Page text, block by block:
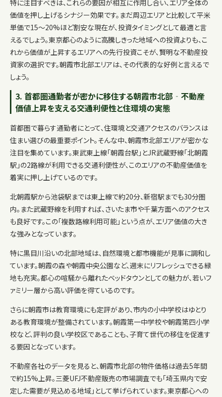
特に注目すべきは、これらの要因が相互に作用し合い、エリア全体の
価値を押し上げるシナジー効果です。まだ周辺エリアと比較して平米
単価で15〜20%ほど割安な現在が、投資タイミングとして最適と言
えるでしょう。東京都心のように高騰しきった地域への投資よりも、こ
れから価値が上昇するエリアへの先行投資こそが、賢明な不動産投
資家の選択です。朝霞市北部エリアは、その代表的な好例と言えるで
しょう。
3. 首都圏通勤者が密かに移住する朝霞市北部‐不動産
価値上昇を支える交通利便性と住環境の実態
首都圏で暮らす通勤者にとって、住環境と交通アクセスのバランスは
住まい選びの最重要ポイント。そんな中、朝霞市北部エリアが密かな
注目を集めています。東武東上線「朝霞台駅」とJR武蔵野線「北朝霞
駅」の2路線が利用できる交通利便性が、このエリアの不動産価値を
着実に押し上げているのです。
北朝霞駅から池袋駅までは東上線で約20分、新宿駅までも30分圏
内。また武蔵野線を利用すれば、さいたま市や千葉方面へのアクセス
も良好です。この「複数路線利用可能」という点が、エリア価値の大き
な強みとなっています。
特に黒目川沿いの北部地域は、自然環境と都市機能が見事に調和し
ています。朝霞の森や朝霞中央公園など、週末にリフレッシュできる緑
地も充実。都心の喧騒から離れたベッドタウンとしての魅力が、若いフ
ァミリー層から高い評価を得ているのです。
さらに朝霞市は教育環境にも定評があり、市内の小中学校はゆとり
ある教育環境が整備されています。朝霞第一中学校や朝霞第四小学
校など、評判の良い学校区であることも、子育て世代の移住を促進す
る要因となっています。
不動産各社のデータを見ると、朝霞市北部の物件価格は過去5年間
で約15%上昇。三菱UFJ不動産販売の市場調査でも「埼玉県内で安
定した需要が見込める地域」として挙げられています。東京都心への